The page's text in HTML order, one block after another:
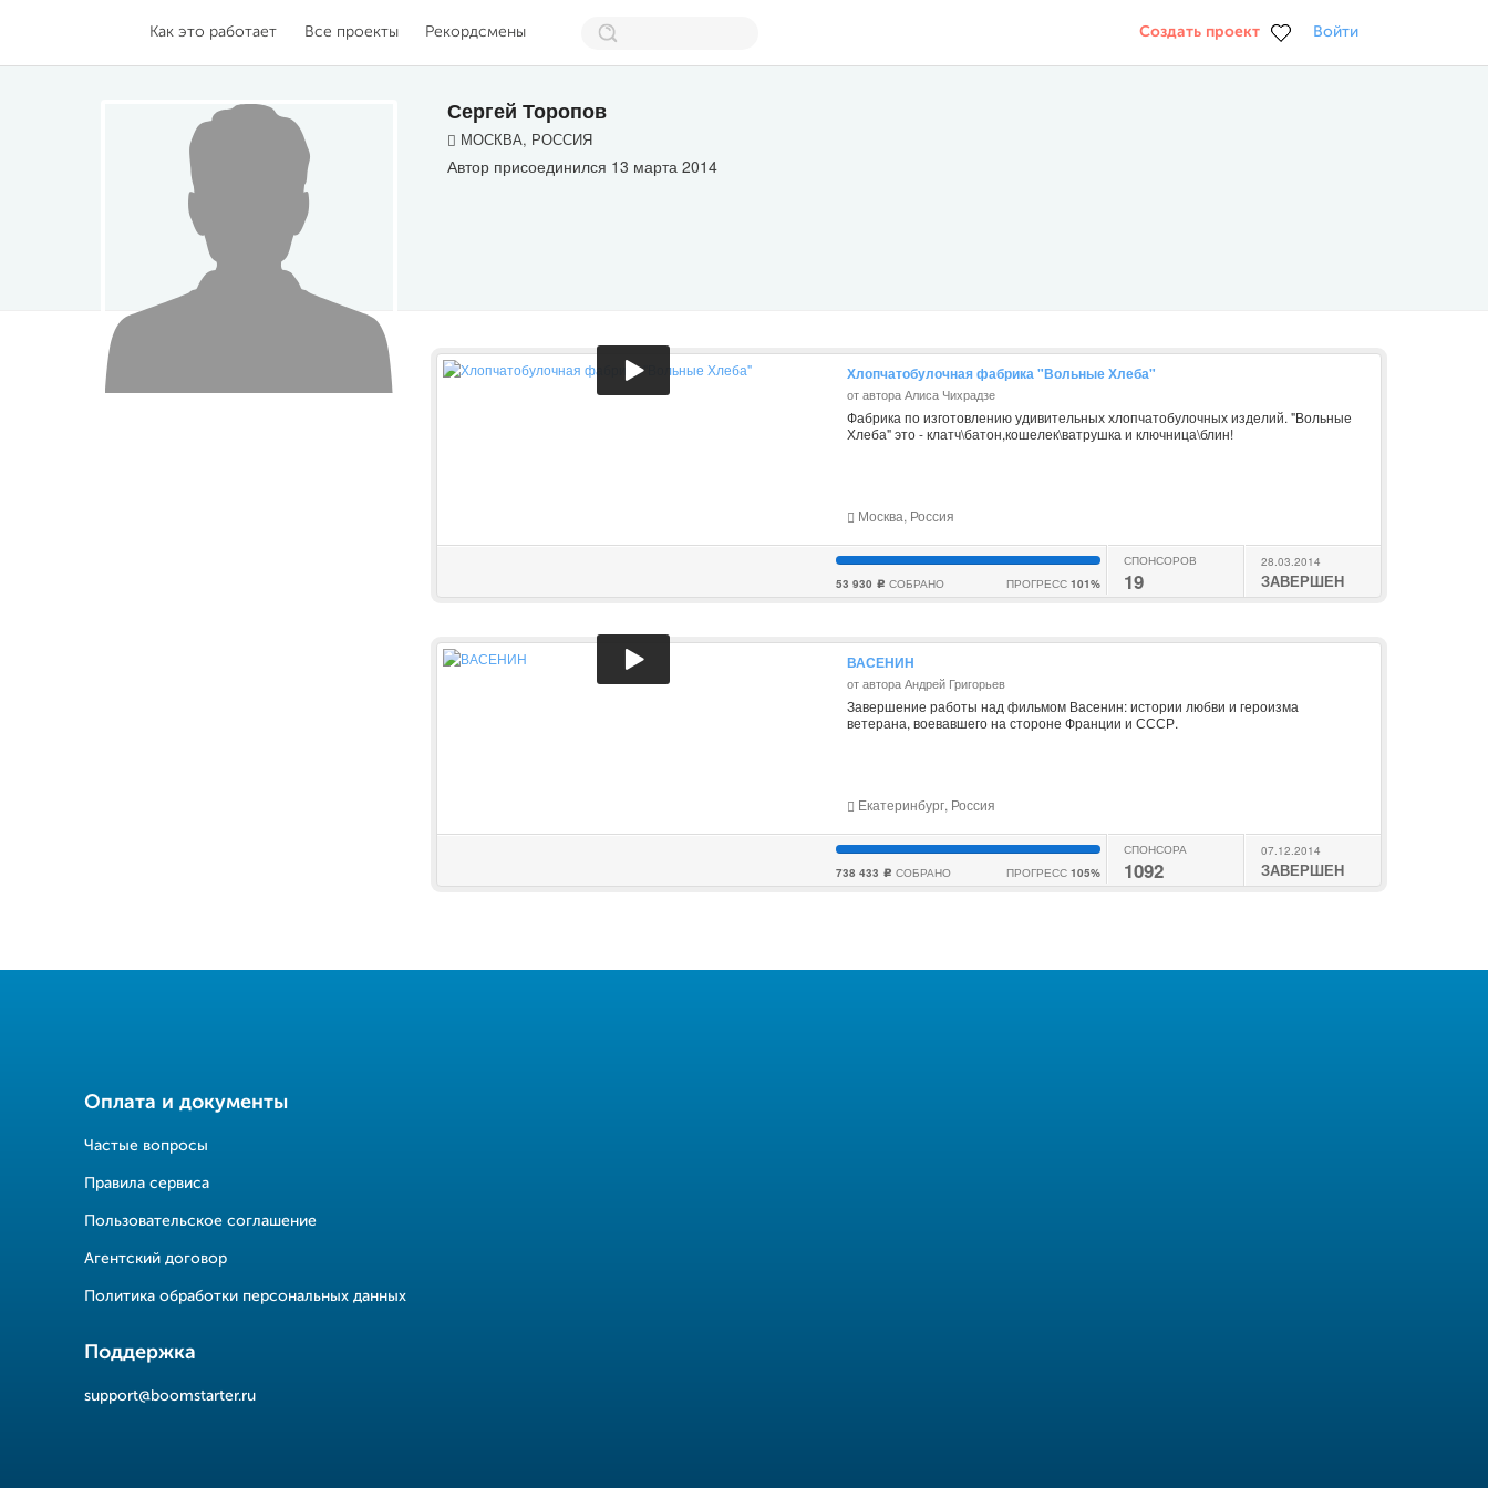
Как это работает Все проекты Рекордсмены Создать проект Войти
Сергей Торопов
МОСКВА, РОССИЯ
Автор присоединился 13 марта 2014
Хлопчатобулочная фабрика "Вольные Хлеба"
от автора Алиса Чихрадзе
Фабрика по изготовлению удивительных хлопчатобулочных изделий. "Вольные
Хлеба" это - клатч\батон,кошелек\ватрушка и ключница\блин!
Москва, Россия
53 930 c СОБРАНО ПРОГРЕСС 101%
СПОНСОРОВ
19
28.03.2014
ЗАВЕРШЕН
ВАСЕНИН
от автора Андрей Григорьев
Завершение работы над фильмом Васенин: истории любви и героизма
ветерана, воевавшего на стороне Франции и СССР.
Екатеринбург, Россия
738 433 c СОБРАНО ПРОГРЕСС 105%
СПОНСОРА
1092
07.12.2014
ЗАВЕРШЕН
Оплата и документы
Частые вопросы
Правила сервиса
Пользовательское соглашение
Агентский договор
Политика обработки персональных данных
Поддержка
support@boomstarter.ru